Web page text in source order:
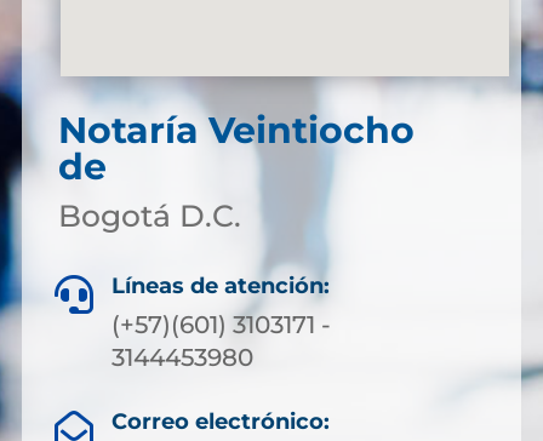
Notaría Veintiocho
de
Bogotá D.C.
 Líneas de atención:
(+57)(601) 3103171 -
3144453980
 Correo electrónico: